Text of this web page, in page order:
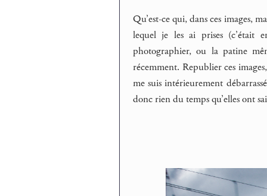
Qu’est-ce qui, dans ces images,
lequel je les ai prises
photographier, ou la patine
récemment. Republier ces
me suis intérieurement
donc rien du temps qu’elles ont